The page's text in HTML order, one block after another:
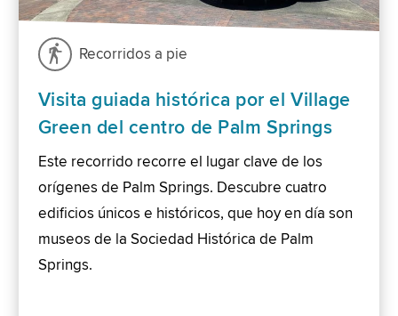
Recorridos a pie
Visita guiada histórica por el Village
Green del centro de Palm Springs
Este recorrido recorre el lugar clave de los
orígenes de Palm Springs. Descubre cuatro
edificios únicos e históricos, que hoy en día son
museos de la Sociedad Histórica de Palm
Springs.